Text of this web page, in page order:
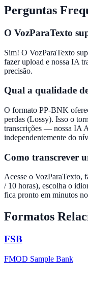
Perguntas
O VozParaTexto
Sim! O VozParaTexto
fazer upload e nossa IA
precisão.
Qual a qualidade
O formato PP-BNK
perdas (Lossy). Isso o
transcrições — nossa IA
independentemente do
Como transcrever
Acesse o VozParaTexto,
/ 10 horas), escolha o
fica pronto em minutos
Formatos
FSB
FMOD Sample Bank